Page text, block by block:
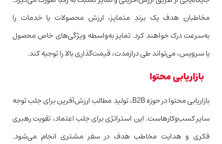
مخاطبان هدف یک برندِ متمایز، ارزش محصولات یا خدمات را
به‌سرعت درک خواهند کرد. تمایز به‌واسطه ویژگی‌های خاص محصول
یا سرویس، می‌تواند طی درازمدت، قیمت‌گذاری بالا را توجیه کند.
بازاریابی محتوا
بازاریابی محتوا در حوزه B2B، تولید مطالب ارزش‌آفرین برای جلب توجه
سایر کسب‌وکارهاست. این استراتژی برای جلب اعتماد، تقویت رهبری
فکری و هدایت مخاطب هدف در سفر مشتری انجام می‌شود.